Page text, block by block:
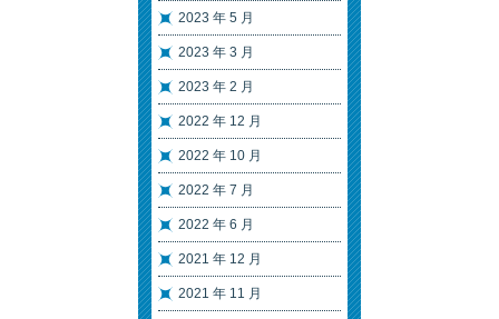
2023 年 5 月
2023 年 3 月
2023 年 2 月
2022 年 12 月
2022 年 10 月
2022 年 7 月
2022 年 6 月
2021 年 12 月
2021 年 11 月